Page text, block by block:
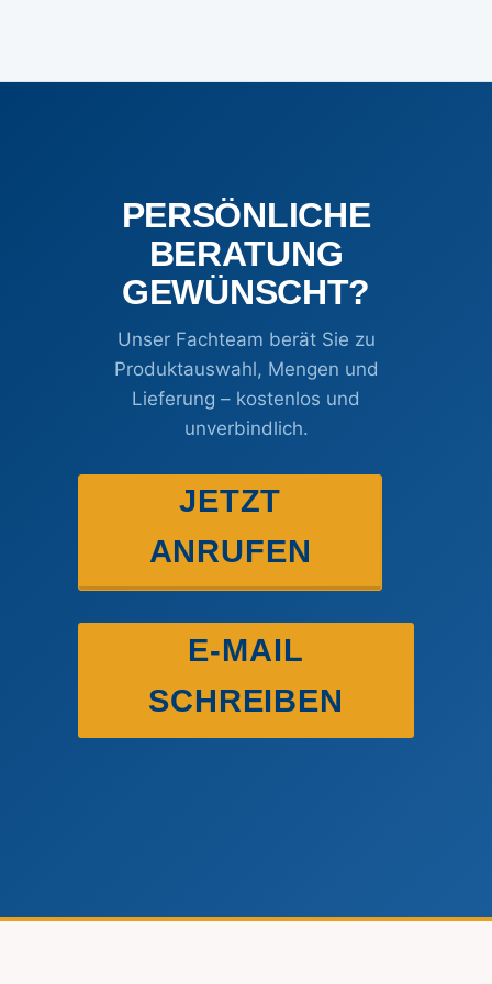
PERSÖNLICHE
BERATUNG
GEWÜNSCHT?
Unser Fachteam berät Sie zu
Produktauswahl, Mengen und
Lieferung – kostenlos und
unverbindlich.
JETZT
ANRUFEN
E-MAIL
SCHREIBEN